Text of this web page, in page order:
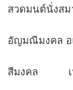
สวดมนต์นั่งสม
อัญมณีมงคล อ
สีมงคล เ